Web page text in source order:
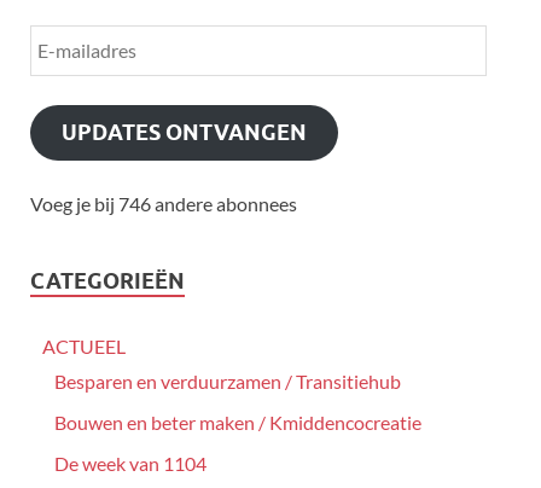
UPDATES ONTVANGEN
Voeg je bij 746 andere abonnees
CATEGORIEËN
ACTUEEL
Besparen en verduurzamen / Transitiehub
Bouwen en beter maken / Kmiddencocreatie
De week van 1104